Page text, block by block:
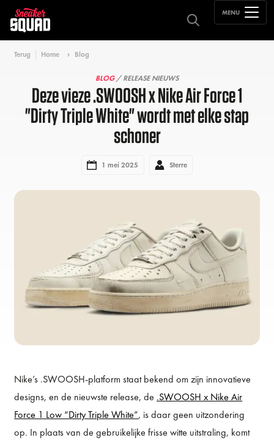
MENU
Terug Home Blog
BLOG/ RELEASE NIEUWS
Deze vieze .SWOOSH x Nike Air Force 1
"Dirty Triple White" wordt met elke stap
schoner
1 mei 2025 Sterre
Nike’s .SWOOSH-platform staat bekend om zijn innovatieve
designs, en de nieuwste release, de .SWOOSH x Nike Air
Force 1 Low “Dirty Triple White”, is daar geen uitzondering
op. In plaats van de gebruikelijke frisse witte uitstraling, komt